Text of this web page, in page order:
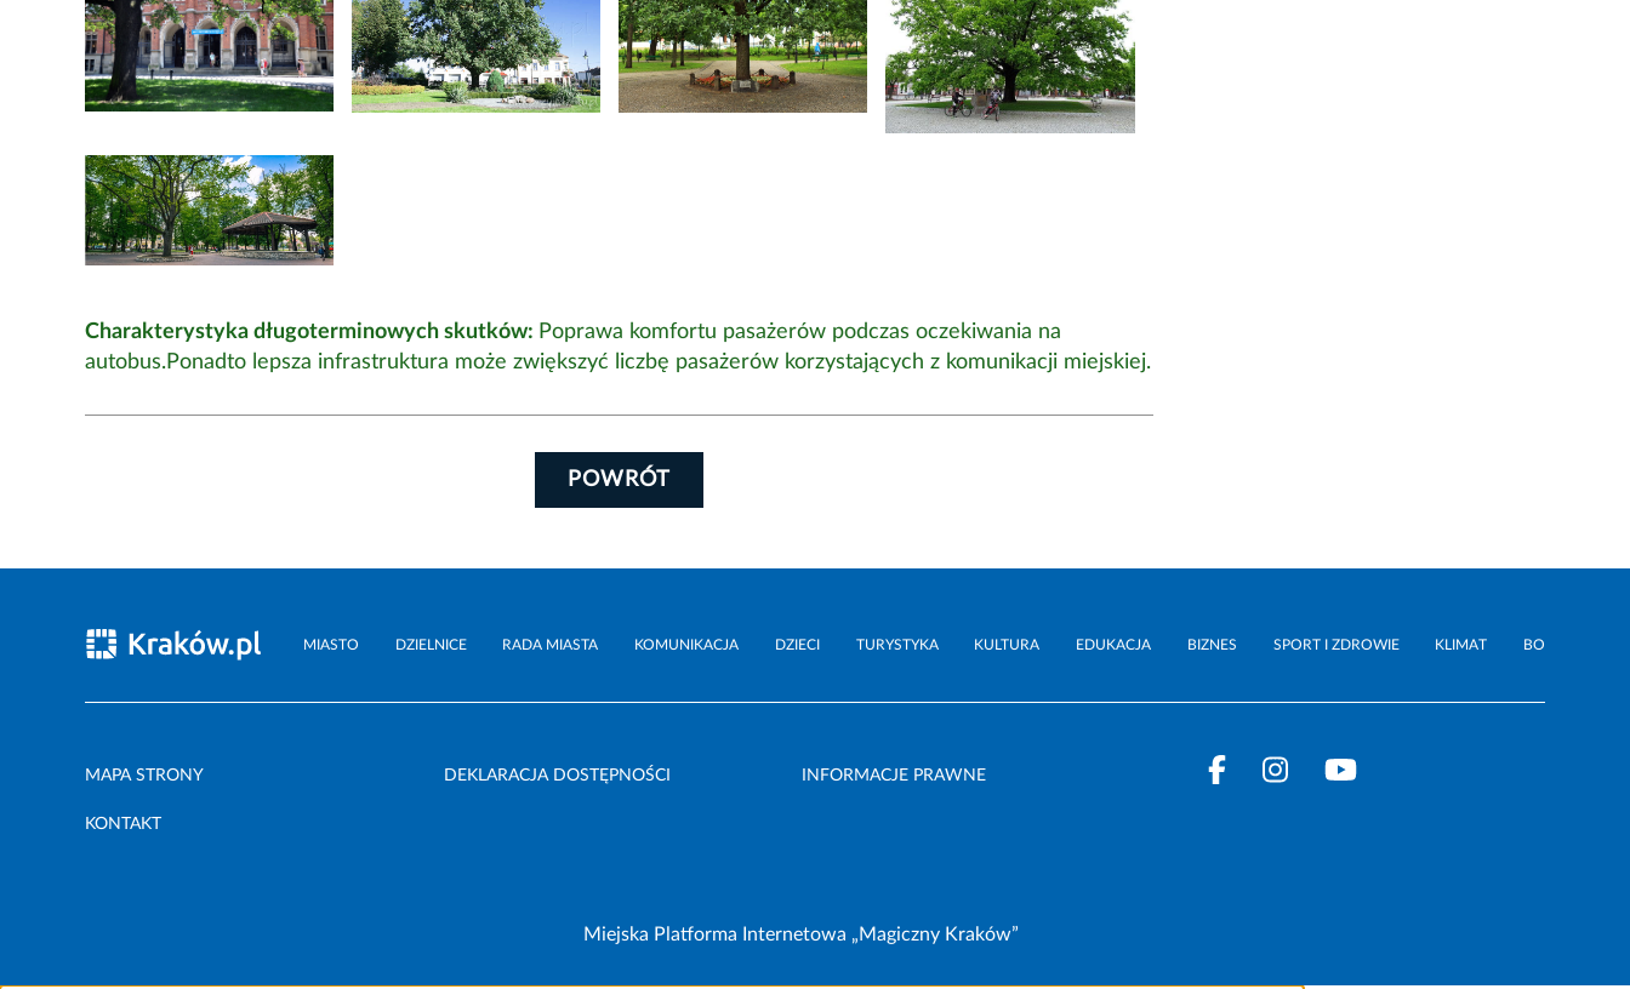
Charakterystyka długoterminowych skutków: Poprawa komfortu pasażerów podczas oczekiwania na
autobus.Ponadto lepsza infrastruktura może zwiększyć liczbę pasażerów korzystających z komunikacji miejskiej.
POWRÓT
MIASTO DZIELNICE RADA MIASTA KOMUNIKACJA DZIECI TURYSTYKA KULTURA EDUKACJA BIZNES SPORT I ZDROWIE KLIMAT BO
MAPA STRONY DEKLARACJA DOSTĘPNOŚCI INFORMACJE PRAWNE
KONTAKT
Miejska Platforma Internetowa „Magiczny Kraków”